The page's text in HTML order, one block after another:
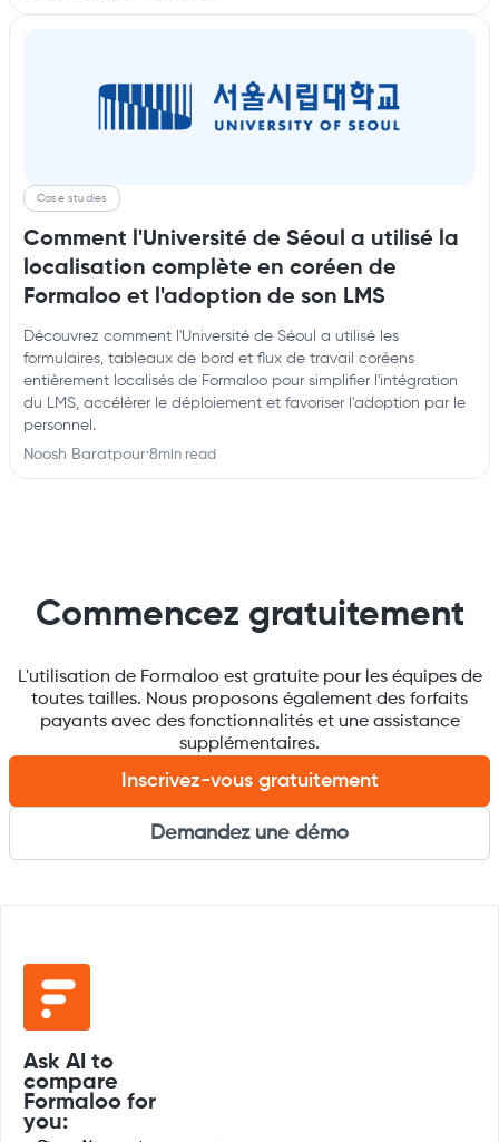
Case studies
Comment l'Université de Séoul a utilisé la
localisation complète en coréen de
Formaloo et l'adoption de son LMS
Découvrez comment l'Université de Séoul a utilisé les
formulaires, tableaux de bord et flux de travail coréens
entièrement localisés de Formaloo pour simplifier l'intégration
du LMS, accélérer le déploiement et favoriser l'adoption par le
personnel.
Noosh Baratpour·8min read
Commencez gratuitement
L'utilisation de Formaloo est gratuite pour les équipes de
toutes tailles. Nous proposons également des forfaits
payants avec des fonctionnalités et une assistance
supplémentaires.
Inscrivez-vous gratuitement
Demandez une démo
Ask AI to
compare
Formaloo for
you: